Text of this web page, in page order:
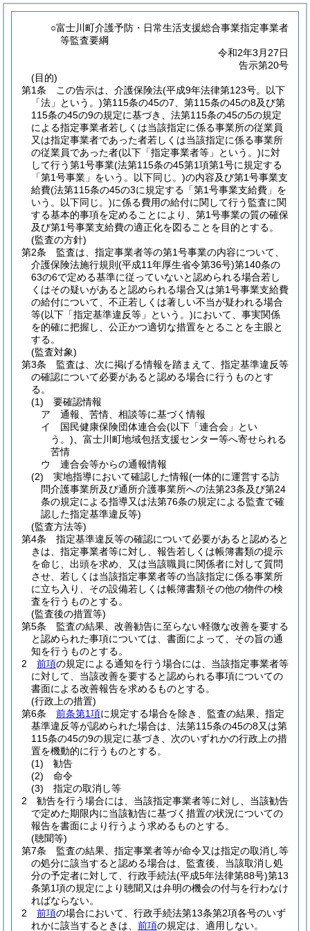
○富士川町介護予防・日常生活支援総合事業指定事業者
等監査要綱
令和2年3月27日
告示第20号
(目的)
第1条
この告示は、介護保険法(平成9年法律第123号。以下
「法」という。)第115条の45の7、第115条の45の8及び第
115条の45の9の規定に基づき、法第115条の45の5の規定
による指定事業者若しくは当該指定に係る事業所の従業員
又は指定事業者であった者若しくは当該指定に係る事業所
の従業員であった者(以下「指定事業者等」という。)に対
して行う第1号事業(法第115条の45第1項第1号に規定する
「第1号事業」をいう。以下同じ。)の内容及び第1号事業支
給費(法第115条の45の3に規定する「第1号事業支給費」を
いう。以下同じ。)に係る費用の給付に関して行う監査に関
する基本的事項を定めることにより、第1号事業の質の確保
及び第1号事業支給費の適正化を図ることを目的とする。
(監査の方針)
第2条
監査は、指定事業者等の第1号事業の内容について、
介護保険法施行規則 (平成11年厚生省令第36号)第140条の
63の6で定める基準に従っていないと認められる場合若し
くはその疑いがあると認められる場合又は第1号事業支給費
の給付について、不正若しくは著しい不当が疑われる場合
等(以下「指定基準違反等」という。)において、事実関係
を的確に把握し、公正かつ適切な措置をとることを主眼と
する。
(監査対象)
第3条
監査は、次に掲げる情報を踏まえて、指定基準違反等
の確認について必要があると認める場合に行うものとす
る。
(1)
要確認情報
ア
通報、苦情、相談等に基づく情報
イ
国民健康保険団体連合会(以下「連合会」とい
う。) 、富士川町地域包括支援センター等へ寄せられる
苦情
ウ
連合会等からの通報情報
(2)
実地指導において確認した情報(一体的に運営する訪
問介護事業所及び通所介護事業所への法第23条及び第24
条の規定による指導又は法第76条の規定による監査で確
認した指定基準違反等)
(監査方法等)
第4条
指定基準違反等の確認について必要があると認めると
きは、指定事業者等に対し、報告若しくは帳簿書類の提示
を命じ、出頭を求め、又は当該職員に関係者に対して質問
させ、若しくは当該指定事業者等の当該指定に係る事業所
に立ち入り、その設備若しくは帳簿書類その他の物件の検
査を行うものとする。
(監査後の措置等)
第5条
監査の結果、改善勧告に至らない軽微な改善を要する
と認められた事項については、書面によって、その旨の通
知を行うものとする。
2
前項の規定による通知を行う場合には、当該指定事業者等
に対して、当該改善を要すると認められる事項についての
書面による改善報告を求めるものとする。
(行政上の措置)
第6条
前条第1項に規定する場合を除き、監査の結果、指定
基準違反等が認められた場合は、法第115条の45の8又は第
115条の45の9の規定に基づき、次のいずれかの行政上の措
置を機動的に行うものとする。
(1)
勧告
(2)
命令
(3)
指定の取消し等
2
勧告を行う場合には、当該指定事業者等に対し、当該勧告
で定めた期限内に当該勧告に基づく措置の状況についての
報告を書面により行うよう求めるものとする。
(聴聞等)
第7条
監査の結果、指定事業者等が命令又は指定の取消し等
の処分に該当すると認める場合は、監査後、当該取消し処
分の予定者に対して、行政手続法(平成5年法律第88号)第13
条第1項の規定により聴聞又は弁明の機会の付与を行わなけ
ればならない。
2
前項の場合において、行政手続法第13条第2項各号のいず
れかに該当するときは、 前項の規定は、適用しない。